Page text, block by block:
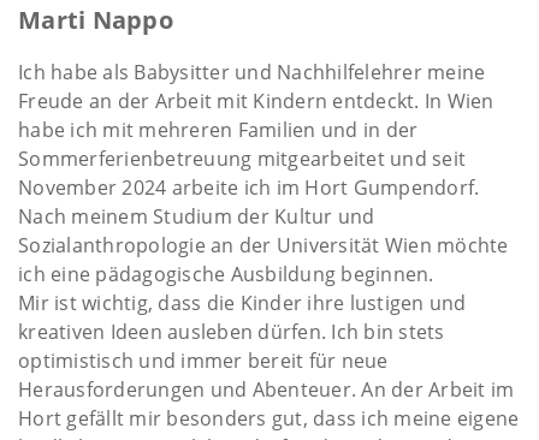
Marti Nappo
Ich habe als Babysitter und Nachhilfelehrer meine
Freude an der Arbeit mit Kindern entdeckt. In Wien
habe ich mit mehreren Familien und in der
Sommerferienbetreuung mitgearbeitet und seit
November 2024 arbeite ich im Hort Gumpendorf.
Nach meinem Studium der Kultur und
Sozialanthropologie an der Universität Wien möchte
ich eine pädagogische Ausbildung beginnen.
Mir ist wichtig, dass die Kinder ihre lustigen und
kreativen Ideen ausleben dürfen. Ich bin stets
optimistisch und immer bereit für neue
Herausforderungen und Abenteuer. An der Arbeit im
Hort gefällt mir besonders gut, dass ich meine eigene